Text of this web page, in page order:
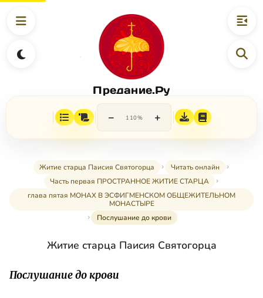
Предание.Ру
− 110% +
Житие старца Паисия Святогорца
Читать онлайн
Часть первая ПРОСТРАННОЕ ЖИТИЕ СТАРЦА
глава пятая МОНАХ В ЭСФИГМЕНСКОМ ОБЩЕЖИТЕЛЬНОМ
МОНАСТЫРЕ
Послушание до крови
Житие старца Паисия Святогорца
Послушание до крови